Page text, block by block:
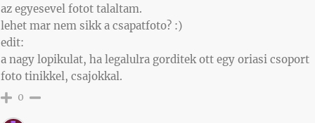
az egyesevel fotot talaltam.
lehet mar nem sikk a csapatfoto? :)
edit:
a nagy lopikulat, ha legalulra gorditek ott egy oriasi csoport
foto tinikkel, csajokkal.
0